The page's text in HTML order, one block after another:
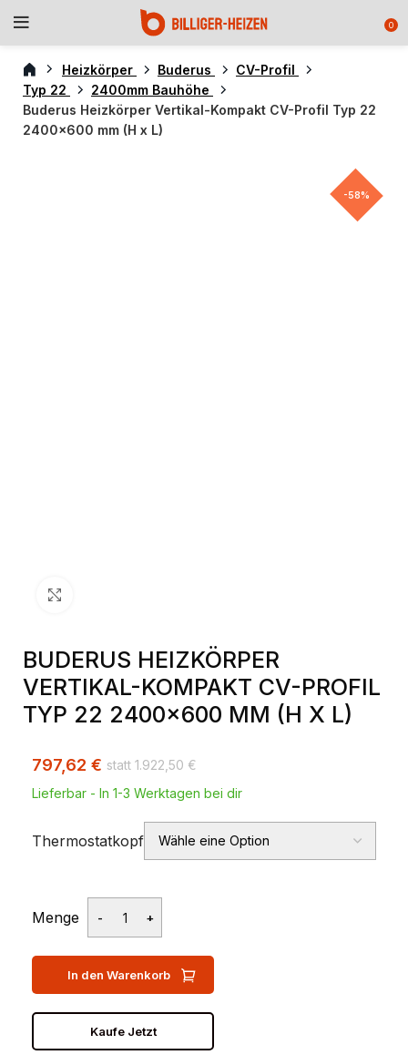
0
Heizkörper Buderus
CV-Profil
Typ 22
2400mm Bauhöhe
Buderus Heizkörper Vertikal-Kompakt CV-Profil Typ 22
2400×600 mm (H x L)
-58%
BUDERUS HEIZKÖRPER
VERTIKAL-KOMPAKT CV-PROFIL
TYP 22 2400×600 MM (H X L)
1.922,50 €
797,62 €
Lieferbar - In 1-3 Werktagen bei dir
Thermostatkopf
Menge
In den Warenkorb
Kaufe Jetzt